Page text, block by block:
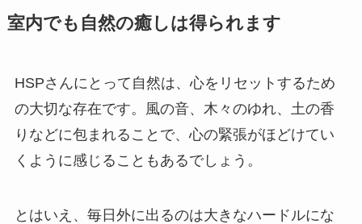
室内でも自然の癒しは得られます
HSPさんにとって自然は、心をリセットするため
の大切な存在です。風の音、木々のゆれ、土の香
りなどに包まれることで、心の緊張がほどけてい
くように感じることもあるでしょう。
とはいえ、毎日外に出るのは大きなハードルにな